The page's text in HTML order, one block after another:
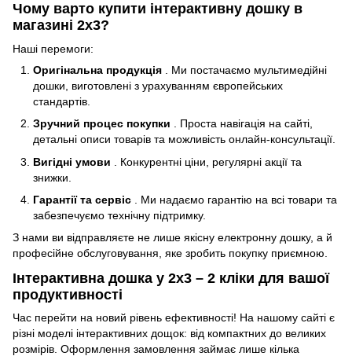
Чому варто купити інтерактивну дошку в
магазині 2х3?
Наші перемоги:
Оригінальна продукція . Ми постачаємо мультимедійні
дошки, виготовлені з урахуванням європейських
стандартів.
Зручний процес покупки . Проста навігація на сайті,
детальні описи товарів та можливість онлайн-консультації.
Вигідні умови . Конкурентні ціни, регулярні акції та
знижки.
Гарантії та сервіс . Ми надаємо гарантію на всі товари та
забезпечуємо технічну підтримку.
З нами ви відправляєте не лише якісну електронну дошку, а й
професійне обслуговування, яке зробить покупку приємною.
Інтерактивна дошка у 2х3 – 2 кліки для вашої
продуктивності
Час перейти на новий рівень ефективності! На нашому сайті є
різні моделі інтерактивних дощок: від компактних до великих
розмірів. Оформлення замовлення займає лише кілька